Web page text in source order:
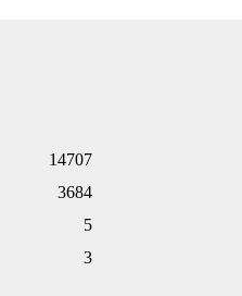
14707
3684
5
3